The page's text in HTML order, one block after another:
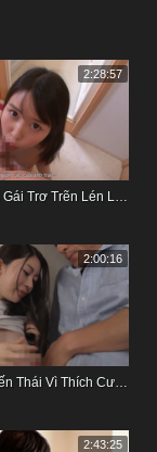
SSNI-568 Em Gái Trơ Trẽn Lén Lút Vụng Trộm Với Bồ Của Chị
2:28:57
2:00:16
2:43:25